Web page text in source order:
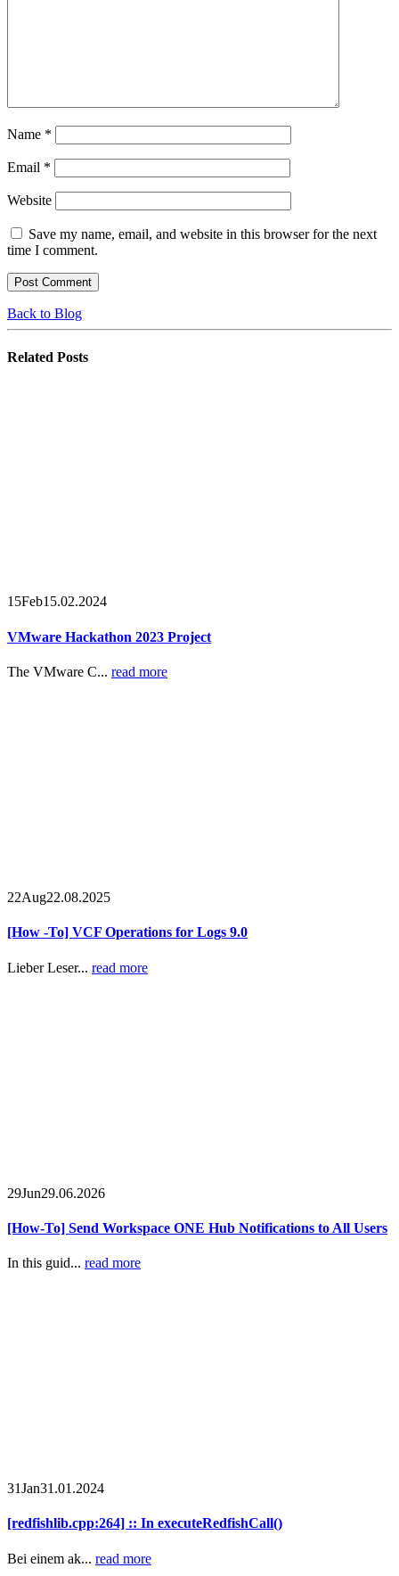
Name *
Email *
Website
Save my name, email, and website in this browser for the next
time I comment.
Back to Blog
Related Posts
15Feb15.02.2024
VMware Hackathon 2023 Project
The VMware C... read more
22Aug22.08.2025
[How -To] VCF Operations for Logs 9.0
Lieber Leser... read more
29Jun29.06.2026
[How-To] Send Workspace ONE Hub Notifications to All Users
In this guid... read more
31Jan31.01.2024
[redfishlib.cpp:264] :: In executeRedfishCall()
Bei einem ak... read more